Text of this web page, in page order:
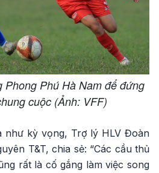
Phong Phú Hà Nam để đứng
cuộc (Ảnh: VFF)
như kỳ vọng, Trợ lý HLV Đoàn
T&T, chia sẻ: “Các cầu thủ
rất là cố gắng làm việc song